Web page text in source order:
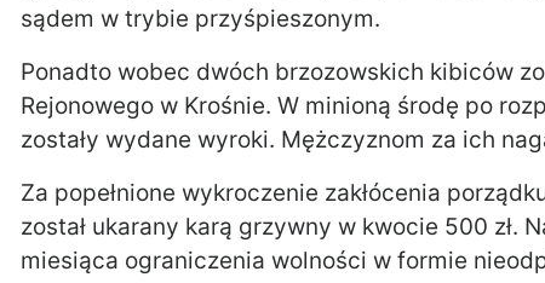
sądem w trybie przyśpieszonym.
Ponadto wobec dwóch brzozowskich kibiców
Rejonowego w Krośnie. W minioną środę po
zostały wydane wyroki. Mężczyznom za ich
Za popełnione wykroczenie zakłócenia
został ukarany karą grzywny w kwocie 500 zł.
miesiąca ograniczenia wolności w formie